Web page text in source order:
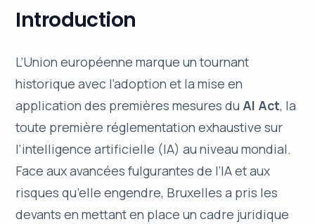
Introduction
L’Union européenne marque un tournant
historique avec l’adoption et la mise en
application des premières mesures du AI Act, la
toute première réglementation exhaustive sur
l’intelligence artificielle (IA) au niveau mondial.
Face aux avancées fulgurantes de l’IA et aux
risques qu’elle engendre, Bruxelles a pris les
devants en mettant en place un cadre juridique